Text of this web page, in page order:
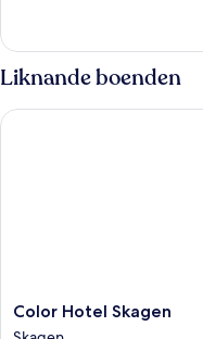
-
badkar
Liknande boenden
Color
Hotel
Color Hotel Skagen
Color Hotel Skagen